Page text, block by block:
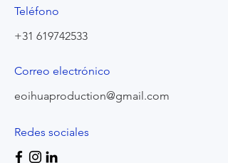
Teléfono
+31 619742533
Correo electrónico
eoihuaproduction@gmail.com
Redes sociales